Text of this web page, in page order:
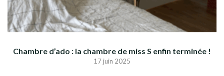
Chambre d’ado : la chambre de miss S enfin terminée !
17 juin 2025